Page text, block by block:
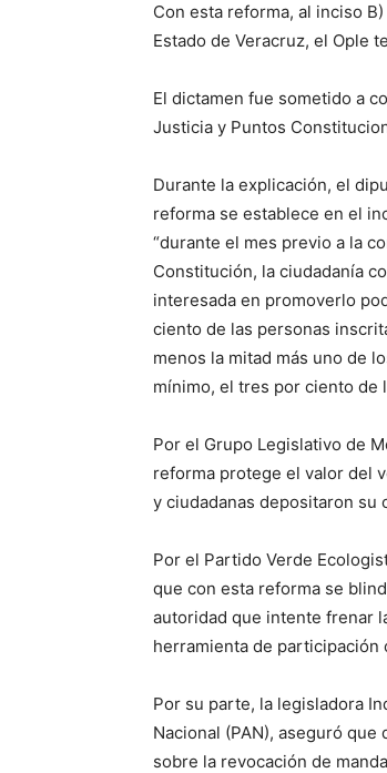
Con esta reforma, al inciso
Estado de Veracruz, el Ople
El dictamen fue sometido a
Justicia y Puntos
Durante la explicación, el
reforma se establece en el
“durante el mes previo a la
Constitución, la ciudadanía
interesada en promoverlo
ciento de las personas
menos la mitad más uno de
mínimo, el tres por ciento de
Por el Grupo Legislativo de
reforma protege el valor del
y ciudadanas depositaron su
Por el Partido Verde
que con esta reforma se
autoridad que intente frenar
herramienta de participación
Por su parte, la legisladora
Nacional (PAN), aseguró
sobre la revocación de